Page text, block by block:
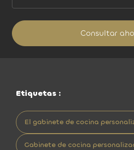
Consultar
Etiquetas :
El gabinete de cocina
Gabinete de cocina